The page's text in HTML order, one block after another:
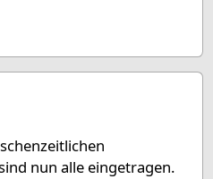
'25
nun alle eingetragen.